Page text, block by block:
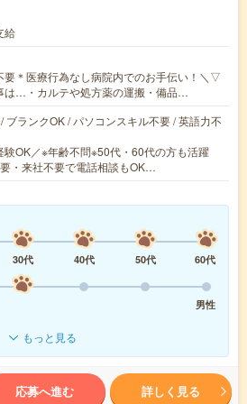
給
要＊医療行為なし病院内でのお手伝い！＼▽
は…・カルテや処方薬の運搬・備品…
ブランクOK / パソコンスキル不要 / 英語力不
験OK／※年齢不問※50代・60代の方も活躍
・来社不要で電話相談もOK…
30代 40代 50代
60代
男性
もっと見る
応募へ進む 詳しく見る